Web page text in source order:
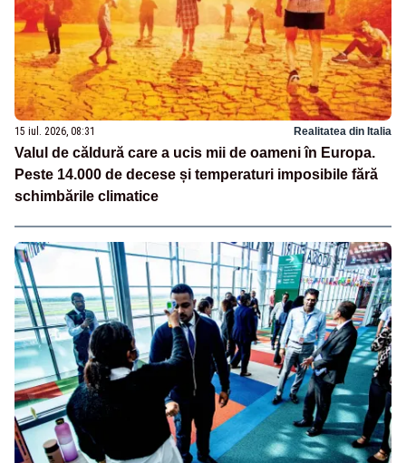
15 iul. 2026, 08:31 Realitatea din Italia
Valul de căldură care a ucis mii de oameni în Europa.
Peste 14.000 de decese și temperaturi imposibile fără
schimbările climatice